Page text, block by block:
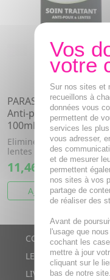
PARASIDOSE Soin
Anti-poux & Lentes
100ml
Elimine efficacement les
lentes et les poux.
11,46€
AJOUTER AU PANIER
CONTACTS
LE BLOG
LIVRAISON RAPIDE
Sur nos sites et
recueillons à
données vous
permettent de
services les
vous adresser,
des
et de mesurer
permettent
nos sites à vos
partage de
de réaliser des
Avant de
l'usage que
cochant les
mettre à jour
cliquant sur le
bas de notre site.